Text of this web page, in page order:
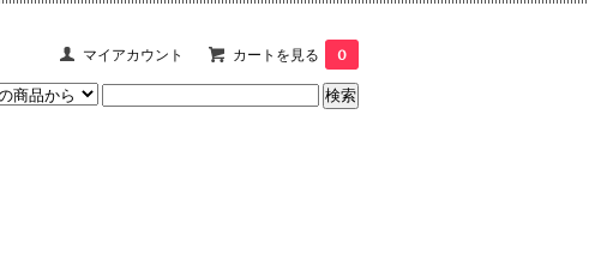
マイアカウント カートを見る 0